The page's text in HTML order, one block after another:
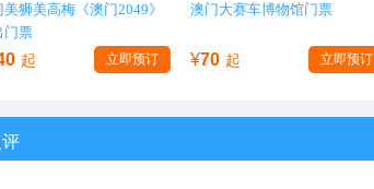
美狮美高梅《澳门2049》
门票
起 立即预订
澳门大赛车博物馆门票
¥70 起 立即预订